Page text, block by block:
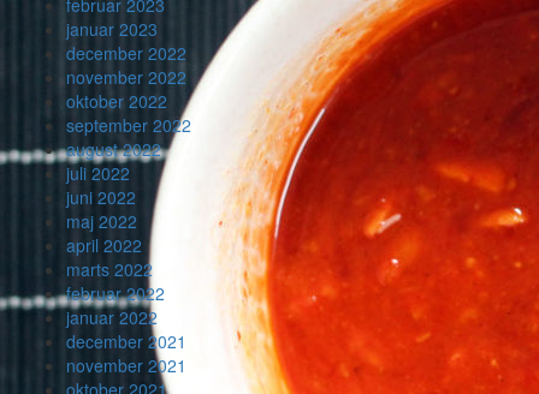
februar 2023
januar 2023
december 2022
november 2022
oktober 2022
september 2022
august 2022
juli 2022
juni 2022
maj 2022
april 2022
marts 2022
februar 2022
januar 2022
december 2021
november 2021
oktober 2021